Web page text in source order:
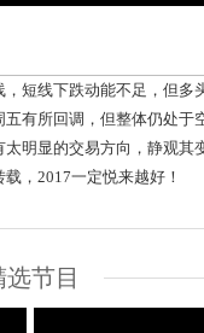
线下跌动能不足，但多
有所回调，但整体仍处于
明显的交易方向，静观其
，2017一定悦来越好！
选节目